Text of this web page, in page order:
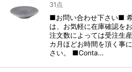
31点
■お問い合わせ下さい■
は、お気軽に在庫確認を
注文数によっては受注生
カ月ほどお時間を頂く事
さい。 ■Conta…